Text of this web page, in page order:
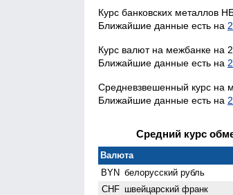
Курс банковских металлов
Ближайшие данные есть на
Курс валют на межбанке на
Ближайшие данные есть на
Средневзвешенный курс на
Ближайшие данные есть на
Средний курс
Валюта
BYN белорусский рубль
CHF швейцарский франк